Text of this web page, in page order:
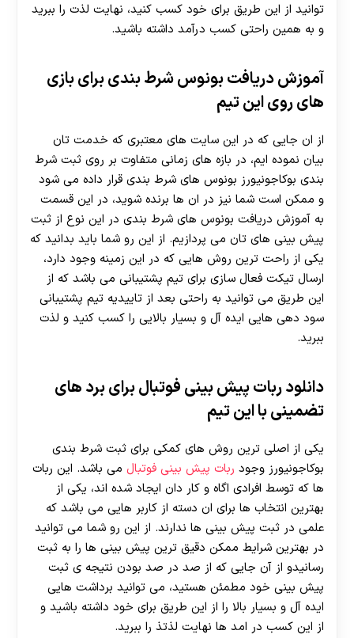
توانید از این طریق برای خود کسب کنید، نهایت لذت را ببرید
و به همین راحتی کسب درآمد داشته باشید.
آموزش دریافت بونوس شرط بندی برای بازی
های روی این تیم
از ان جایی که در این سایت های معتبری که خدمت تان
بیان نموده ایم، در بازه های زمانی متفاوت بر روی ثبت شرط
بندی بوکاجونیورز بونوس های شرط بندی قرار داده می شود
و ممکن است شما نیز در ان ها برنده شوید، در این قسمت
به آموزش دریافت بونوس های شرط بندی در این نوع از ثبت
پیش بینی های تان می پردازیم. از این رو شما باید بدانید که
یکی از راحت ترین روش هایی که در این زمینه وجود دارد،
ارسال تیکت فعال سازی برای تیم پشتیبانی می باشد که از
این طریق می توانید به راحتی بعد از تاییدیه تیم پشتیبانی
سود دهی هایی ایده آل و بسیار بالایی را کسب کنید و لذت
ببرید.
دانلود ربات پیش بینی فوتبال برای برد های
تضمینی با این تیم
یکی از اصلی ترین روش های کمکی برای ثبت شرط بندی
بوکاجونیورز وجود ربات پیش بینی فوتبال می باشد. این ربات
ها که توسط افرادی اگاه و کار دان ایجاد شده اند، یکی از
بهترین انتخاب ها برای ان دسته از کاربر هایی می باشد که
علمی در ثبت پیش بینی ها ندارند. از این رو شما می توانید
در بهترین شرایط ممکن دقیق ترین پیش بینی ها را به ثبت
رسانیدو از آن جایی که از صد در صد بودن نتیجه ی ثبت
پیش بینی خود مطمئن هستید، می توانید برداشت هایی
ایده آل و بسیار بالا را از این طریق برای خود داشته باشید و
از این کسب در امد ها نهایت لذتذ را ببرید.